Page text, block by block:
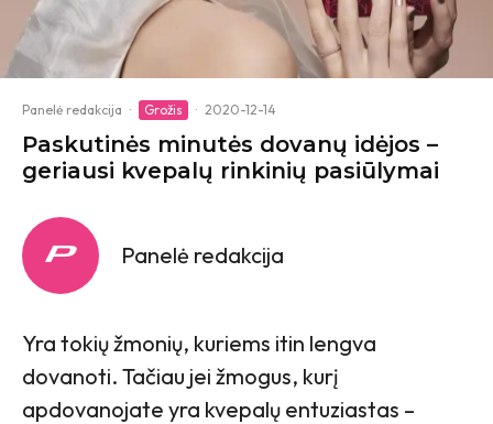
Panelė redakcija · Grožis · 2020-12-14
Paskutinės minutės dovanų idėjos –
geriausi kvepalų rinkinių pasiūlymai
Panelė redakcija
Yra tokių žmonių, kuriems itin lengva
dovanoti. Tačiau jei žmogus, kurį
apdovanojate yra kvepalų entuziastas –